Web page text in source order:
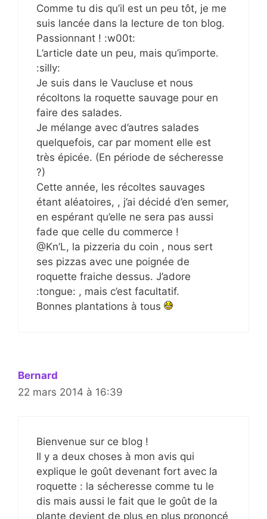
Comme tu dis qu’il est un peu tôt, je me
suis lancée dans la lecture de ton blog.
Passionnant ! :w00t:
L’article date un peu, mais qu’importe.
:silly:
Je suis dans le Vaucluse et nous
récoltons la roquette sauvage pour en
faire des salades.
Je mélange avec d’autres salades
quelquefois, car par moment elle est
très épicée. (En période de sécheresse
?)
Cette année, les récoltes sauvages
étant aléatoires, , j’ai décidé d’en semer,
en espérant qu’elle ne sera pas aussi
fade que celle du commerce !
@Kn’L, la pizzeria du coin , nous sert
ses pizzas avec une poignée de
roquette fraiche dessus. J’adore
:tongue: , mais c’est facultatif.
Bonnes plantations à tous
Bernard
22 mars 2014 à 16:39
Bienvenue sur ce blog !
Il y a deux choses à mon avis qui
explique le goût devenant fort avec la
roquette : la sécheresse comme tu le
dis mais aussi le fait que le goût de la
plante devient de plus en plus prononcé